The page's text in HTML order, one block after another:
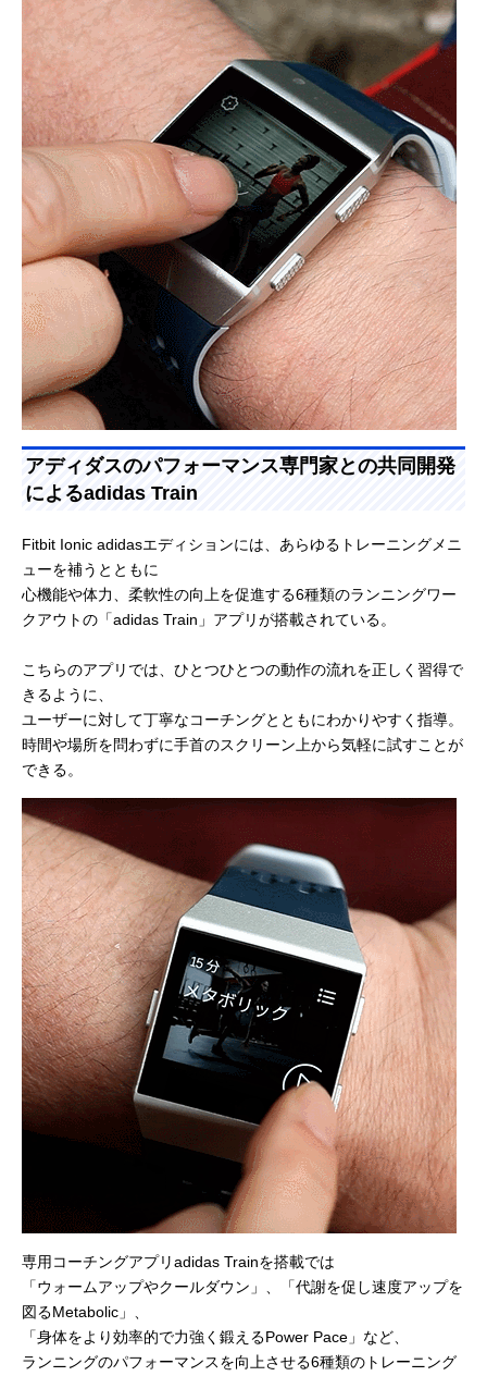
アディダスのパフォーマンス専門家との共同開発
によるadidas Train
Fitbit Ionic adidasエディションには、あらゆるトレーニングメニ
ューを補うとともに
心機能や体力、柔軟性の向上を促進する6種類のランニングワー
クアウトの「adidas Train」アプリが搭載されている。
こちらのアプリでは、ひとつひとつの動作の流れを正しく習得で
きるように、
ユーザーに対して丁寧なコーチングとともにわかりやすく指導。
時間や場所を問わずに手首のスクリーン上から気軽に試すことが
できる。
専用コーチングアプリadidas Trainを搭載では
「ウォームアップやクールダウン」、「代謝を促し速度アップを
図るMetabolic」、
「身体をより効率的で力強く鍛えるPower Pace」など、
ランニングのパフォーマンスを向上させる6種類のトレーニング